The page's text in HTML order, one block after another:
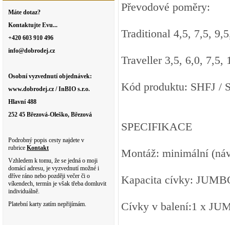
Máte dotaz?
Kontaktujte Evu...
+420 603 910 496
info@dobrodej.cz
Osobní vyzvednutí objednávek:
www.dobrodej.cz / InBIO s.r.o.
Hlavní 488
252 45 Březová-Oleško, Březová
Podrobný popis cesty najdete v
rubrice Kontakt
Vzhledem k tomu, že se jedná o moji
domácí adresu, je vyzvednutí možné i
dříve ráno nebo později večer či o
víkendech, termín je však třeba domluvit
individuálně.
Platební karty zatím nepřijímám.
Převodové poměry:
Traditional 4,5, 7,5,
Traveller 3,5, 6,0, 7,5,
Kód produktu: SHFJ /
SPECIFIKACE
Montáž: minimální
Kapacita cívky:
Cívky v balení:1 x